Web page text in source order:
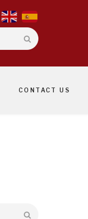
CONTACT US